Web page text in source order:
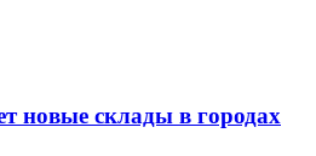
новые склады в городах